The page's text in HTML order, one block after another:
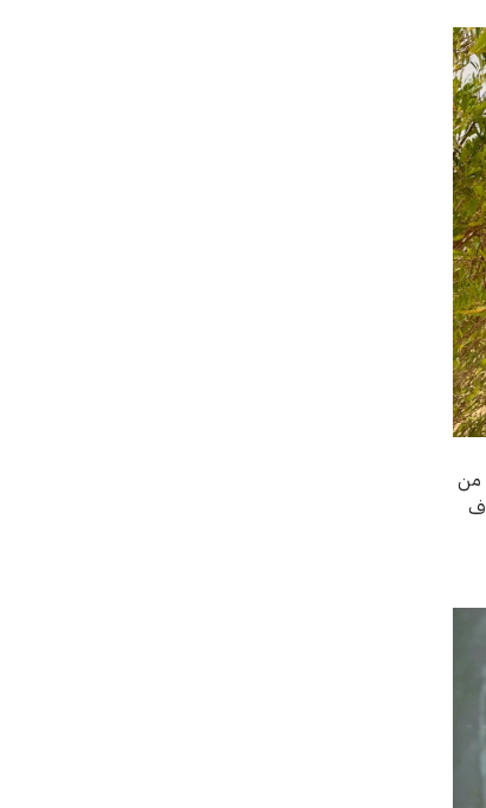
من